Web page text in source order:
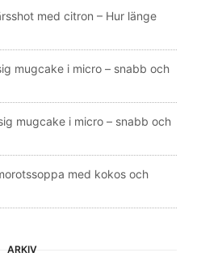
med citron – Hur länge
mugcake i micro – snabb och
mugcake i micro – snabb och
med kokos och
ARKIV